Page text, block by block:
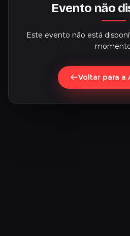
Evento não
Este evento não está
Voltar para a